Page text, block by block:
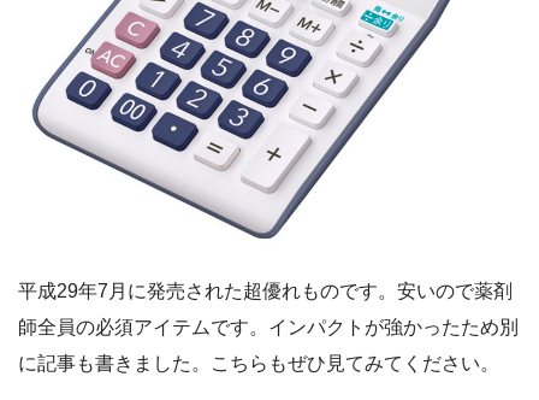
平成29年7月に発売された超優れものです。安いので薬剤
師全員の必須アイテムです。インパクトが強かったため別
に記事も書きました。こちらもぜひ見てみてください。